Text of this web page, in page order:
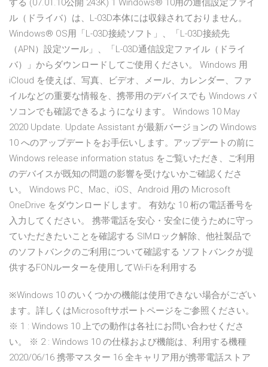
する (07.01.10公開 243K) 1 Windows® 10用の通信設定ファイ
ル（ドライバ）は、L-03D本体には収録されておりません。
Windows® OS用「L-03D接続ソフト」、「L-03D接続先
（APN）設定ツール」、「L-03D通信設定ファイル（ドライ
バ）」からダウンロードしてご使用ください。 Windows 用
iCloud を使えば、写真、ビデオ、メール、カレンダー、ファ
イルなどの重要な情報を、携帯用のデバイスでも Windows パ
ソコンでも確認できるようになります。 Windows 10 May
2020 Update. Update Assistant が最新バージョンの Windows
10 へのアップデートをお手伝いします。アップデートの前に
Windows release information status をご覧いただき、ご利用
のデバイスが既知の問題の影響を受けないかご確認くださ
い。 Windows PC、Mac、iOS、Android 用の Microsoft
OneDrive をダウンロードします。 有効な 10 桁の電話番号を
入力してください。 携帯電話を安心・安全に使うために守っ
ていただきたいことを確認する SIMロック解除、他社製品で
のソフトバンクのご利用について確認する ソフトバンクが提
供するFONルーターを使用してWi-Fiを利用する
※Windows 10 のいくつかの機能は使用できない場合がござい
ます。詳しくはMicrosoftサポートページをご参照ください。
※ 1 : Windows 10 上での動作は各社にお問い合わせくださ
い。 ※ 2 : Windows 10 の仕様および機能は、利用する機種
2020/06/16 携帯マスター 16 全キャリア用が携帯電話ストア